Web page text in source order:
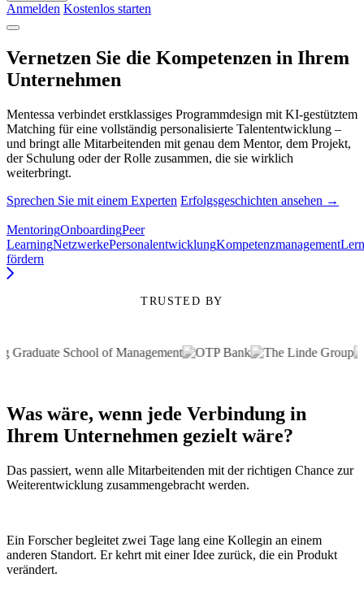
Anmelden Kostenlos starten
Vernetzen Sie die Kompetenzen in Ihrem
Unternehmen
Mentessa verbindet erstklassiges Programmdesign mit KI-gestütztem
Matching für eine vollständig personalisierte Talententwicklung –
und bringt alle Mitarbeitenden mit genau dem Mentor, dem Projekt,
der Schulung oder der Rolle zusammen, die sie wirklich
weiterbringt.
Sprechen Sie mit einem Experten Erfolgsgeschichten ansehen →
MentoringOnboardingPeer
LearningNetzwerkePersonalentwicklungKompetenzmanagement
fördern
TRUSTED BY
Was wäre, wenn jede Verbindung in
Ihrem Unternehmen gezielt wäre?
Das passiert, wenn alle Mitarbeitenden mit der richtigen Chance zur
Weiterentwicklung zusammengebracht werden.
Ein Forscher begleitet zwei Tage lang eine Kollegin an einem
anderen Standort. Er kehrt mit einer Idee zurück, die ein Produkt
verändert.